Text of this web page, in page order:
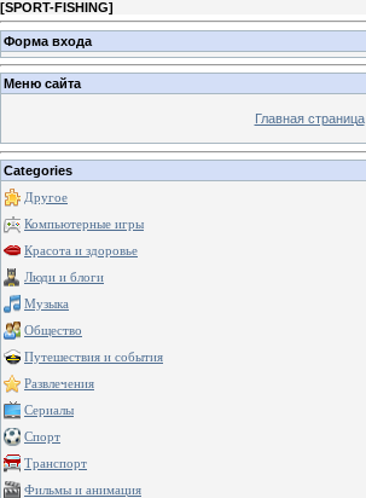
[SPORT-FISHING]
Форма входа
Меню сайта
Главная страница
Categories
Другое
Компьютерные игры
Красота и здоровье
Люди и блоги
Музыка
Общество
Путешествия и события
Развлечения
Сериалы
Спорт
Транспорт
Фильмы и анимация